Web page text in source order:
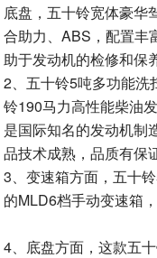
底盘，五十铃宽体豪华
合助力、ABS，配置丰
助于发动机的检修和保养
2、五十铃5吨多功能洗
铃190马力高性能柴油
是国际知名的发动机制
品技术成熟，品质有保证
3、变速箱方面，五十
的MLD6档手动变速箱
4、底盘方面，这款五